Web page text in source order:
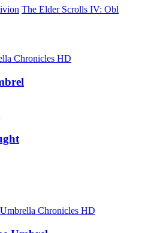
The Elder Scrolls IV: Obl